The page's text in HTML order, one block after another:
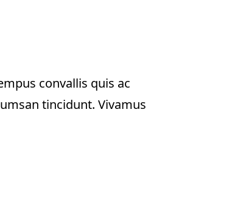
convallis quis ac
tincidunt. Vivamus